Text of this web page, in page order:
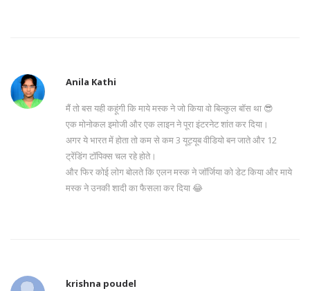
Anila Kathi
मैं तो बस यही कहूंगी कि माये मस्क ने जो किया वो बिल्कुल बॉस था 😎
एक मोनोकल इमोजी और एक लाइन ने पूरा इंटरनेट शांत कर दिया।
अगर ये भारत में होता तो कम से कम 3 यूट्यूब वीडियो बन जाते और 12
ट्रेंडिंग टॉपिक्स चल रहे होते।
और फिर कोई लोग बोलते कि एलन मस्क ने जॉर्जिया को डेट किया और माये
मस्क ने उनकी शादी का फैसला कर दिया 😂
krishna poudel